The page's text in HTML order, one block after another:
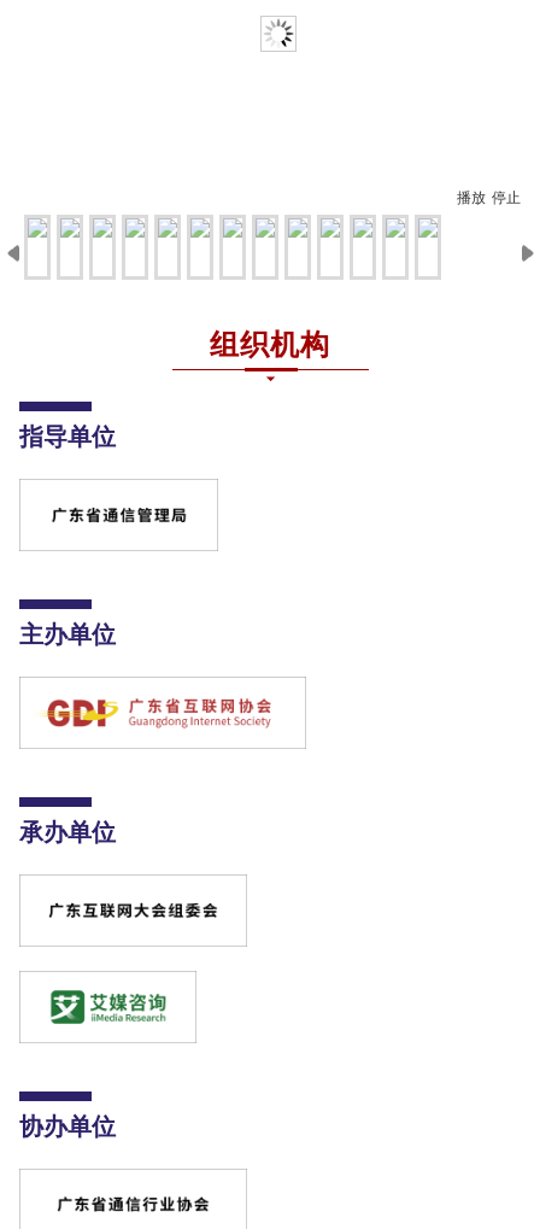
播放 停止
组织机构
指导单位
主办单位
承办单位
协办单位